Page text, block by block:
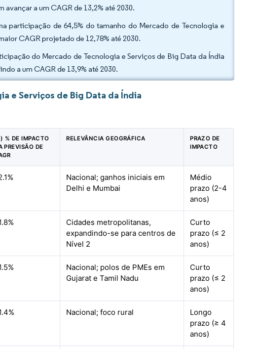
a um CAGR de 13,2% até 2030.
participação de 64,5% do tamanho do Mercado de Tecnologia e
CAGR projetado de 12,78% até 2030.
do Mercado de Tecnologia e Serviços de Big Data da Índia
a um CAGR de 13,9% até 2030.
e Serviços de Big Data da Índia
% DE IMPACTO
PREVISÃO DE
RELEVÂNCIA GEOGRÁFICA
PRAZO DE
IMPACTO
Nacional; ganhos iniciais em
Delhi e Mumbai
Médio
prazo (2-4
anos)
Cidades metropolitanas,
expandindo-se para centros de
Nível 2
Curto
prazo (≤ 2
anos)
Nacional; polos de PMEs em
Gujarat e Tamil Nadu
Curto
prazo (≤ 2
anos)
Nacional; foco rural
Longo
prazo (≥ 4
anos)